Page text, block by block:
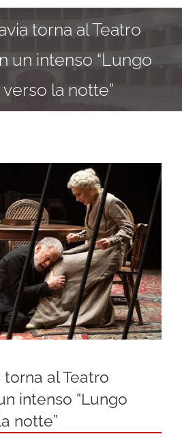
torna al Teatro
un intenso “Lungo
la notte”
al Teatro
intenso “Lungo
notte”